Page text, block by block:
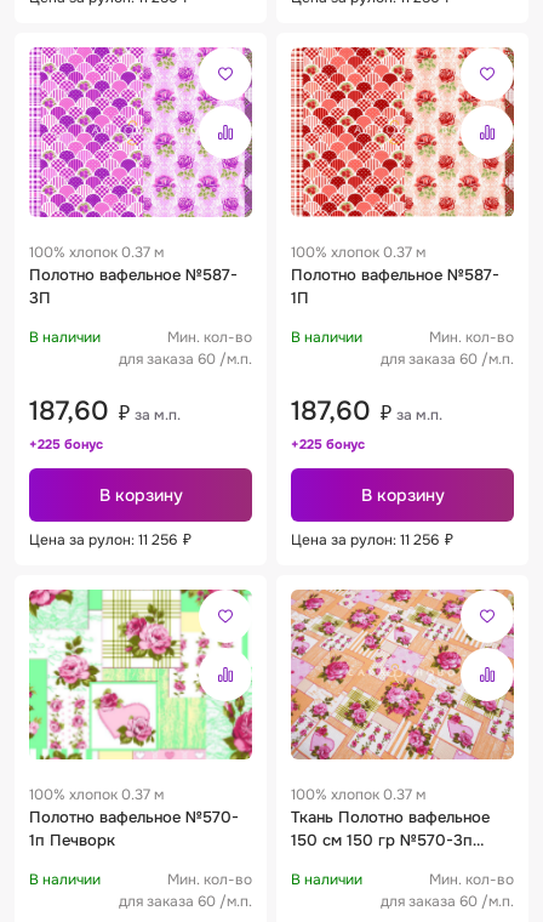
100% хлопок 0.37 м
Полотно вафельное №587-
3П
В наличии
Мин. кол-во
для заказа 60 /м.п.
187,60 ₽ за м.п.
+225 бонус
В корзину
Цена за рулон: 11 256 ₽
100% хлопок 0.37 м
Полотно вафельное №587-
1П
В наличии
Мин. кол-во
для заказа 60 /м.п.
187,60 ₽ за м.п.
+225 бонус
В корзину
Цена за рулон: 11 256 ₽
100% хлопок 0.37 м
Полотно вафельное №570-
1п Печворк
В наличии
Мин. кол-во
для заказа 60 /м.п.
100% хлопок 0.37 м
Ткань Полотно вафельное
150 см 150 гр №570-3п
В наличии
Мин. кол-во
для заказа 60 /м.п.